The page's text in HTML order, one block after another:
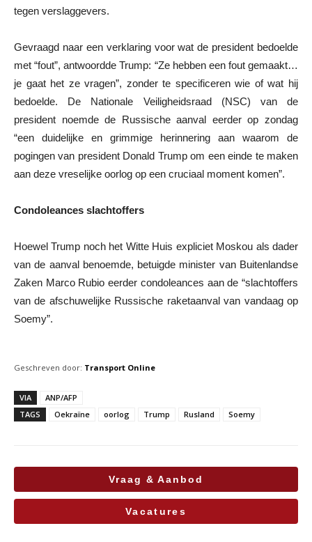
tegen verslaggevers.
Gevraagd naar een verklaring voor wat de president bedoelde
met “fout”, antwoordde Trump: “Ze hebben een fout gemaakt…
je gaat het ze vragen”, zonder te specificeren wie of wat hij
bedoelde. De Nationale Veiligheidsraad (NSC) van de
president noemde de Russische aanval eerder op zondag
“een duidelijke en grimmige herinnering aan waarom de
pogingen van president Donald Trump om een einde te maken
aan deze vreselijke oorlog op een cruciaal moment komen”.
Condoleances slachtoffers
Hoewel Trump noch het Witte Huis expliciet Moskou als dader
van de aanval benoemde, betuigde minister van Buitenlandse
Zaken Marco Rubio eerder condoleances aan de “slachtoffers
van de afschuwelijke Russische raketaanval van vandaag op
Soemy”.
Geschreven door: Transport Online
VIA
ANP/AFP
TAGS
Oekraïne oorlog Trump Rusland Soemy
Vraag & Aanbod
Vacatures